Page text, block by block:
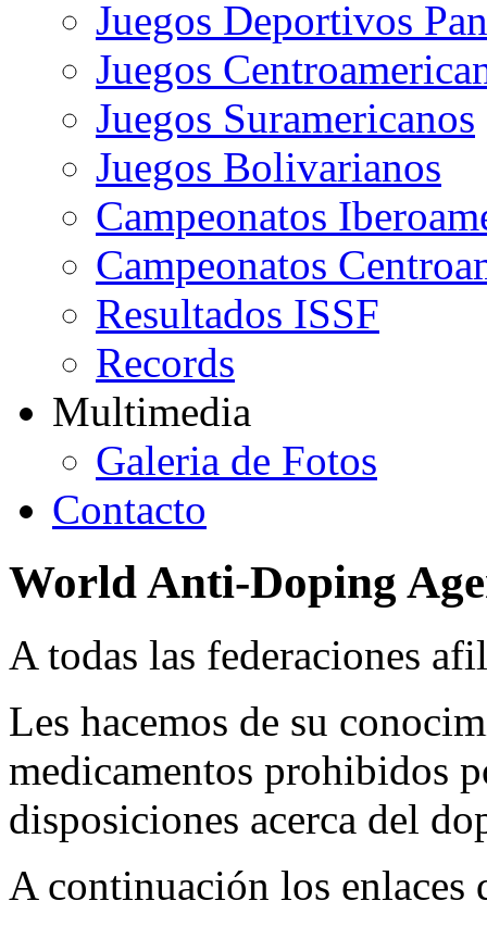
Juegos Deportivos
Juegos
Juegos Suramericanos
Juegos Bolivarianos
Campeonatos
Campeonatos
Resultados ISSF
Records
Multimedia
Galeria de Fotos
Contacto
World Anti-Doping
A todas las federaciones
Les hacemos de su
medicamentos prohibidos
disposiciones acerca del
A continuación los enlaces